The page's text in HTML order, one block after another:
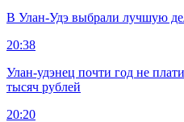
В Улан-Удэ выбрали лучшую
20:38
Улан-удэнец почти год не
тысяч рублей
20:20